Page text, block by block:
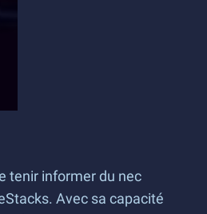
tenir informer du nec
Avec sa capacité